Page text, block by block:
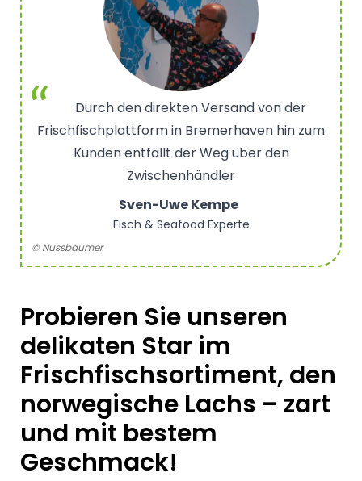
Durch den direkten Versand von der
Frischfischplattform in Bremerhaven hin zum
Kunden entfällt der Weg über den
Zwischenhändler
Sven-Uwe Kempe
Fisch & Seafood Experte
© Nussbaumer
Probieren Sie unseren
delikaten Star im
Frischfischsortiment, den
norwegische Lachs – zart
und mit bestem
Geschmack!